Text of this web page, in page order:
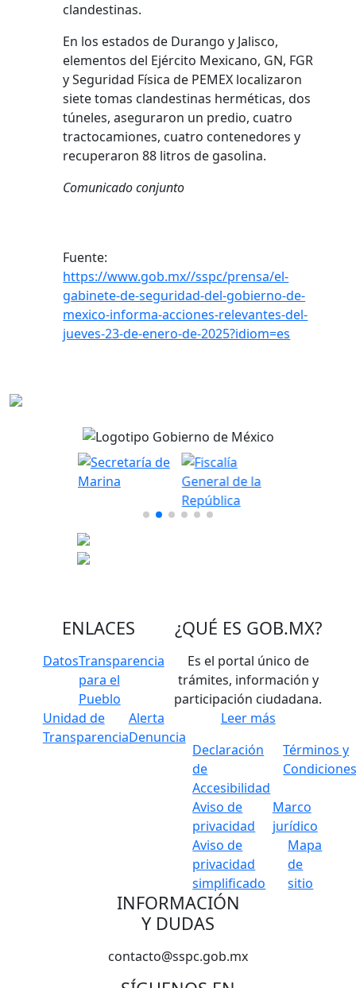
clandestinas.
En los estados de Durango y Jalisco,
elementos del Ejército Mexicano, GN, FGR
y Seguridad Física de PEMEX localizaron
siete tomas clandestinas herméticas, dos
túneles, aseguraron un predio, cuatro
tractocamiones, cuatro contenedores y
recuperaron 88 litros de gasolina.
Comunicado conjunto
Fuente:
https://www.gob.mx//sspc/prensa/el-
gabinete-de-seguridad-del-gobierno-de-
mexico-informa-acciones-relevantes-del-
jueves-23-de-enero-de-2025?idiom=es
ENLACES
DatosTransparencia
para el
Pueblo
Unidad de
Transparencia
Alerta
Denuncia
¿QUÉ ES GOB.MX?
Es el portal único de
trámites, información y
participación ciudadana.
Leer más
Declaración
de
Accesibilidad
Términos y
Aviso de
privacidad
Marco
jurídico
Aviso de
privacidad
simplificado
Mapa
de
sitio
INFORMACIÓN
Y DUDAS
contacto@sspc.gob.mx